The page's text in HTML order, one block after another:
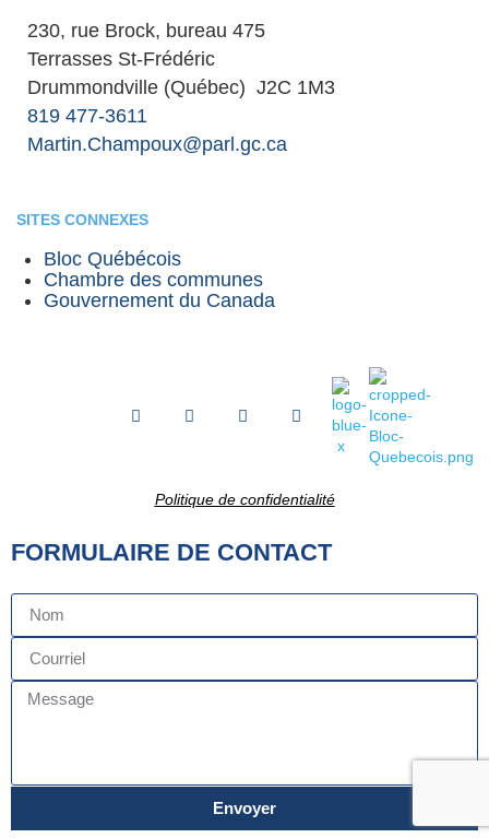
SITES CONNEXES
Bloc Québécois
Chambre des communes
Gouvernement du Canada
230, rue Brock, bureau 475
Terrasses St-Frédéric
Drummondville (Québec) J2C 1M3
819 477-3611
Martin.Champoux@parl.gc.ca
Politique de confidentialité
FORMULAIRE DE CONTACT
Envoyer